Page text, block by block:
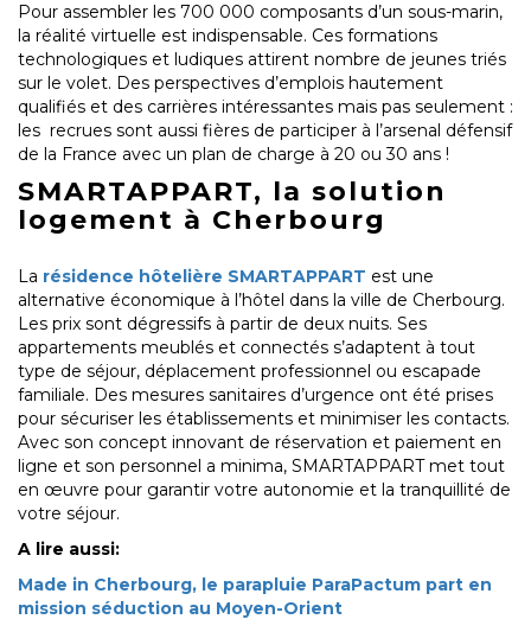
Pour assembler les 700 000 composants d’un sous-marin,
la réalité virtuelle est indispensable. Ces formations
technologiques et ludiques attirent nombre de jeunes triés
sur le volet. Des perspectives d’emplois hautement
qualifiés et des carrières intéressantes mais pas seulement :
les recrues sont aussi fières de participer à l’arsenal défensif
de la France avec un plan de charge à 20 ou 30 ans !
SMARTAPPART, la solution
logement à Cherbourg
La résidence hôtelière SMARTAPPART est une
alternative économique à l’hôtel dans la ville de Cherbourg.
Les prix sont dégressifs à partir de deux nuits. Ses
appartements meublés et connectés s’adaptent à tout
type de séjour, déplacement professionnel ou escapade
familiale. Des mesures sanitaires d’urgence ont été prises
pour sécuriser les établissements et minimiser les contacts.
Avec son concept innovant de réservation et paiement en
ligne et son personnel a minima, SMARTAPPART met tout
en œuvre pour garantir votre autonomie et la tranquillité de
votre séjour.
A lire aussi:
Made in Cherbourg, le parapluie ParaPactum part en
mission séduction au Moyen-Orient